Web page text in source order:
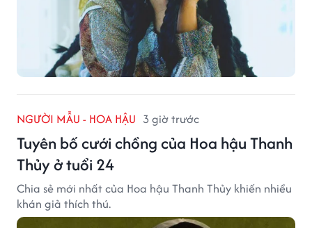
NGƯỜI MẪU - HOA HẬU 3 giờ trước
Tuyên bố cưới chồng của Hoa hậu Thanh
Thủy ở tuổi 24
Chia sẻ mới nhất của Hoa hậu Thanh Thủy khiến nhiều
khán giả thích thú.